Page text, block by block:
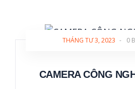
THÁNG TƯ 3, 2023 - 0
CAMERA CÔNG